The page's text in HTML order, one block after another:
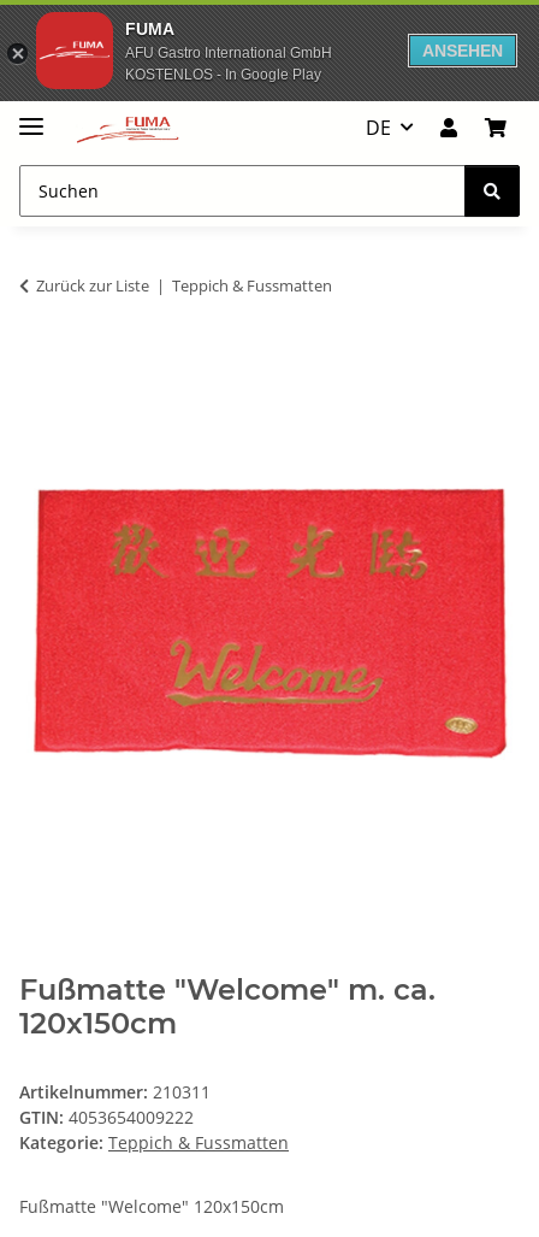
FUMA
AFU Gastro International GmbH
KOSTENLOS - In Google Play
ANSEHEN
DE
Zurück zur Liste Teppich & Fussmatten
Fußmatte "Welcome" m. ca.
120x150cm
Artikelnummer: 210311
GTIN: 4053654009222
Kategorie: Teppich & Fussmatten
Fußmatte "Welcome" 120x150cm